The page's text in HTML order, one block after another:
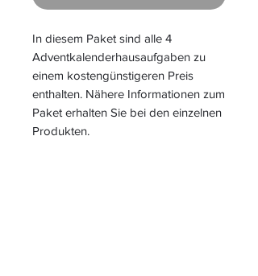
In diesem Paket sind alle 4
Adventkalenderhausaufgaben zu
einem kostengünstigeren Preis
enthalten. Nähere Informationen zum
Paket erhalten Sie bei den einzelnen
Produkten.